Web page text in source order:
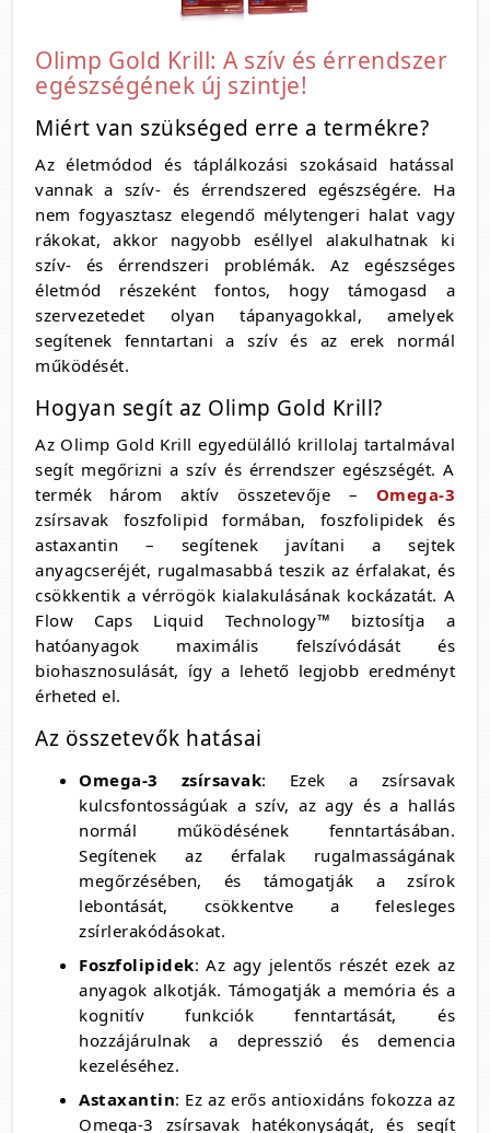
Olimp Gold Krill: A szív és érrendszer
egészségének új szintje!
Miért van szükséged erre a termékre?
Az életmódod és táplálkozási szokásaid hatással
vannak a szív- és érrendszered egészségére. Ha
nem fogyasztasz elegendő mélytengeri halat vagy
rákokat, akkor nagyobb eséllyel alakulhatnak ki
szív- és érrendszeri problémák. Az egészséges
életmód részeként fontos, hogy támogasd a
szervezetedet olyan tápanyagokkal, amelyek
segítenek fenntartani a szív és az erek normál
működését.
Hogyan segít az Olimp Gold Krill?
Az Olimp Gold Krill egyedülálló krillolaj tartalmával
segít megőrizni a szív és érrendszer egészségét. A
termék három aktív összetevője – Omega-3
zsírsavak foszfolipid formában, foszfolipidek és
astaxantin – segítenek javítani a sejtek
anyagcseréjét, rugalmasabbá teszik az érfalakat, és
csökkentik a vérrögök kialakulásának kockázatát. A
Flow Caps Liquid Technology™ biztosítja a
hatóanyagok maximális felszívódását és
biohasznosulását, így a lehető legjobb eredményt
érheted el.
Az összetevők hatásai
Omega-3 zsírsavak: Ezek a zsírsavak
kulcsfontosságúak a szív, az agy és a hallás
normál működésének fenntartásában.
Segítenek az érfalak rugalmasságának
megőrzésében, és támogatják a zsírok
lebontását, csökkentve a felesleges
zsírlerakódásokat.
Foszfolipidek: Az agy jelentős részét ezek az
anyagok alkotják. Támogatják a memória és a
kognitív funkciók fenntartását, és
hozzájárulnak a depresszió és demencia
kezeléséhez.
Astaxantin: Ez az erős antioxidáns fokozza az
Omega-3 zsírsavak hatékonyságát, és segít